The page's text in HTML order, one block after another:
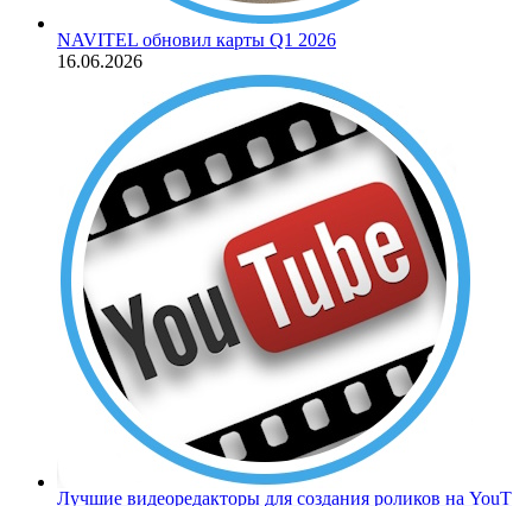
NAVITEL обновил карты Q1 2026
16.06.2026
Лучшие видеоредакторы для создания роликов на YouT